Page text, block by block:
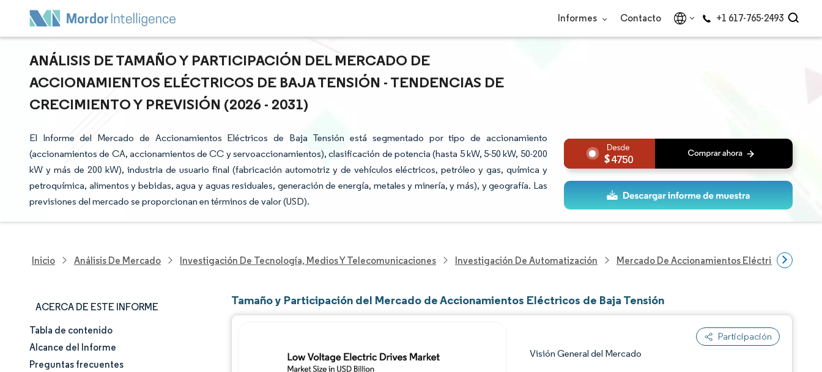
Informes Contacto +1 617-765-2493
ANÁLISIS DE TAMAÑO Y PARTICIPACIÓN DEL MERCADO DE
ACCIONAMIENTOS ELÉCTRICOS DE BAJA TENSIÓN - TENDENCIAS DE
CRECIMIENTO Y PREVISIÓN (2026 - 2031)
El Informe del Mercado de Accionamientos Eléctricos de Baja Tensión está segmentado por tipo de accionamiento
(accionamientos de CA, accionamientos de CC y servoaccionamientos), clasificación de potencia (hasta 5 kW, 5-50 kW, 50-200
kW y más de 200 kW), industria de usuario final (fabricación automotriz y de vehículos eléctricos, petróleo y gas, química y
petroquímica, alimentos y bebidas, agua y aguas residuales, generación de energía, metales y minería, y más), y geografía. Las
previsiones del mercado se proporcionan en términos de valor (USD).
4750
Inicio Análisis De Mercado Investigación De Tecnología, Medios Y Telecomunicaciones Investigación De Automatización Mercado De Accionamientos Eléctricos De Baja
ACERCA DE ESTE INFORME
Tamaño y cuota de mercado
Análisis de mercado
Tabla de contenido
Alcance del Informe
Preguntas frecuentes
Tamaño y Participación del Mercado de Accionamientos Eléctricos de Baja Tensión
Participación
Visión General del Mercado